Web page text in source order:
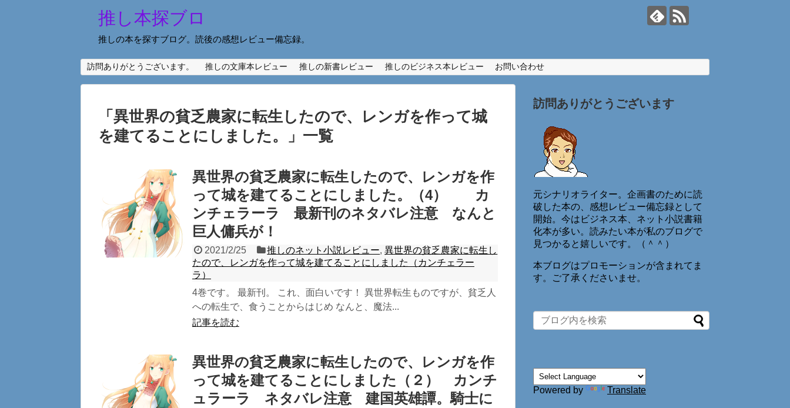
推し本探ブロ
推しの本を探すブログ。読後の感想レビュー備忘録。
訪問ありがとうございます。 推しの文庫本レビュー 推しの新書レビュー 推しのビジネス本レビュー お問い合わせ
「 異世界の貧乏農家に転生したので、レンガを作って城
を建てることにしました。
」 一覧
異世界の貧乏農家に転生したので、レンガを作
って城を建てることにしました。（4） カ
ンチェラーラ 最新刊のネタバレ注意 なんと
巨人傭兵が！
2021/2/25 推しのネット小説レビュー,異世界の貧乏農家に転生し
たので、レンガを作って城を建てることにしました（カンチェラー
ラ）
4巻です。 最新刊。 これ、面白いです！ 異世界転生ものですが、貧乏人
への転生で、食うことからはじめ なんと、魔法...
記事を読む
異世界の貧乏農家に転生したので、レンガを作
って城を建てることにしました（２） カンチ
ュラーラ ネタバレ注意 建国英雄譚。騎士に
訪問ありがとうございます
元シナリオライター。企画書のために読
破した本の、感想レビュー備忘録として
開始。今はビジネス本、ネット小説書籍
化本が多い。読みたい本が私のブログで
見つかると嬉しいです。（＾＾）
本ブログはプロモーションが含まれてま
す。ご了承くださいませ。
Powered by Translate